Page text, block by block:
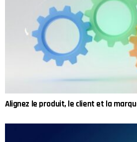
Alignez le produit, le client et la